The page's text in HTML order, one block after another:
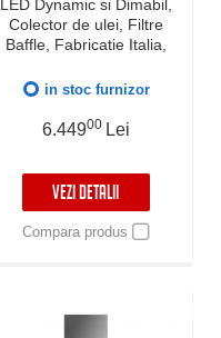
LED Dynamic si Dimabil,
Colector de ulei, Filtre
Baffle, Fabricatie Italia,
in stoc furnizor
6.44900 Lei
VEZI DETALII
Compara produs